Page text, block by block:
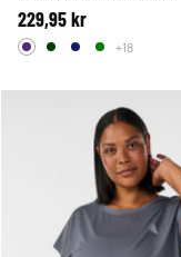
229,95 kr
+18